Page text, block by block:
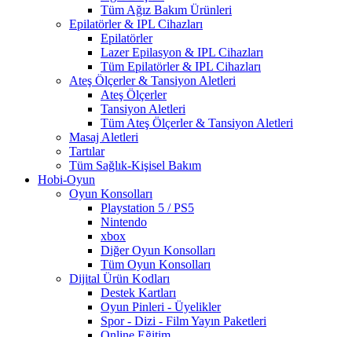
Tüm Ağız Bakım Ürünleri
Epilatörler & IPL Cihazları
Epilatörler
Lazer Epilasyon & IPL Cihazları
Tüm Epilatörler & IPL Cihazları
Ateş Ölçerler & Tansiyon Aletleri
Ateş Ölçerler
Tansiyon Aletleri
Tüm Ateş Ölçerler & Tansiyon Aletleri
Masaj Aletleri
Tartılar
Tüm Sağlık-Kişisel Bakım
Hobi-Oyun
Oyun Konsolları
Playstation 5 / PS5
Nintendo
xbox
Diğer Oyun Konsolları
Tüm Oyun Konsolları
Dijital Ürün Kodları
Destek Kartları
Oyun Pinleri - Üyelikler
Spor - Dizi - Film Yayın Paketleri